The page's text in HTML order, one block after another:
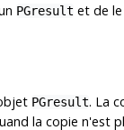
PGresult et de
PGresult. La
la copie n'est